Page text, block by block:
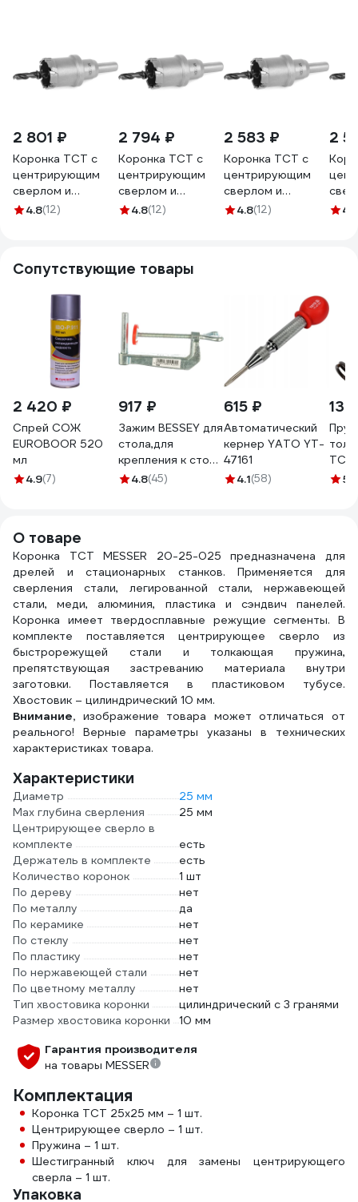
2 801 ₽
Коронка ТСТ с
центрирующим
сверлом и
толкающей
4.8(12)
2 794 ₽
Коронка ТСТ с
центрирующим
сверлом и
толкающей
4.8(12)
2 583 ₽
Коронка ТСТ с
центрирующим
сверлом и
толкающей
4.8(12)
2
4.8
Сопутствующие товары
2 420 ₽
Спрей СОЖ
EUROBOOR 520
мл
4.9(7)
917 ₽
Зажим BESSEY для
стола,для
крепления к столу
угловых заж-
4.8(45)
615 ₽
Автоматический
кернер YATO YT-
47161
4.1(58)
ТСТ
мм5
О товаре
Коронка ТСТ MESSER 20-25-025 предназначена для
дрелей и стационарных станков. Применяется для
сверления стали, легированной стали, нержавеющей
стали, меди, алюминия, пластика и сэндвич панелей.
Коронка имеет твердосплавные режущие сегменты. В
комплекте поставляется центрирующее сверло из
быстрорежущей стали и толкающая пружина,
препятствующая застреванию материала внутри
заготовки. Поставляется в пластиковом тубусе.
Хвостовик – цилиндрический 10 мм.
Внимание, изображение товара может отличаться от
реального! Верные параметры указаны в технических
характеристиках товара.
Характеристики
Диаметр
25 мм
Max глубина сверления
25 мм
Центрирующее сверло в
комплекте
есть
Держатель в комплекте
есть
Количество коронок
1 шт
По дереву
нет
По металлу
да
По керамике
нет
По стеклу
нет
По пластику
нет
По нержавеющей стали
нет
По цветному металлу
нет
Тип хвостовика коронки
цилиндрический с 3 гранями
Размер хвостовика коронки
10 мм
Гарантия производителя
на товары MESSER
Комплектация
Коронка ТСТ 25х25 мм – 1 шт.
Центрирующее сверло – 1 шт.
Пружина – 1 шт.
Шестигранный ключ для замены центрирующего
сверла – 1 шт.
Упаковка